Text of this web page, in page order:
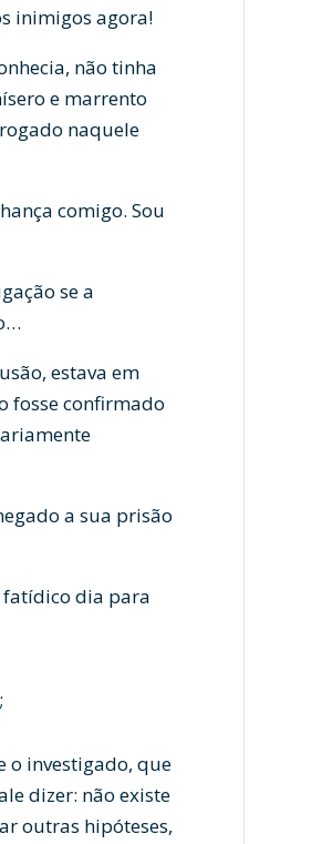
inimigos agora!
não tinha
e marrento
naquele
comigo. Sou
se a
estava em
fosse confirmado
a sua prisão
fatídico dia para
o investigado, que
dizer: não existe
outras hipóteses,